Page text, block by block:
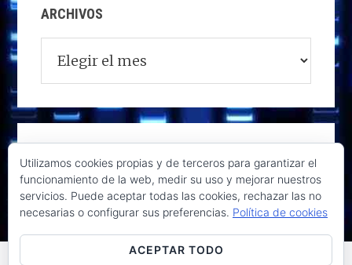
ARCHIVOS
Utilizamos cookies propias y de terceros para garantizar el
funcionamiento de la web, medir su uso y mejorar nuestros
servicios. Puede aceptar todas las cookies, rechazar las no
necesarias o configurar sus preferencias. Política de cookies
ACEPTAR TODO